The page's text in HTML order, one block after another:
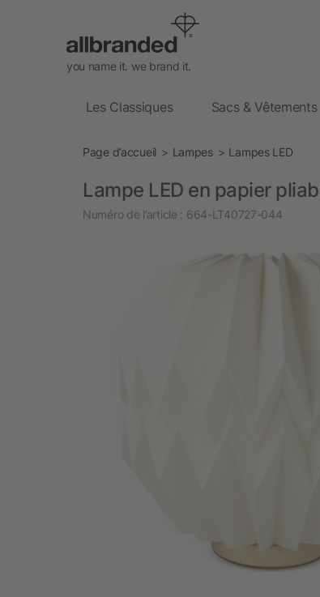
you name it. we brand it.
Les Classiques Sacs & Vêtements
Page d’accueil Lampes Lampes LED
Lampe LED en papier
Numéro de l’article : 664-LT40727-044